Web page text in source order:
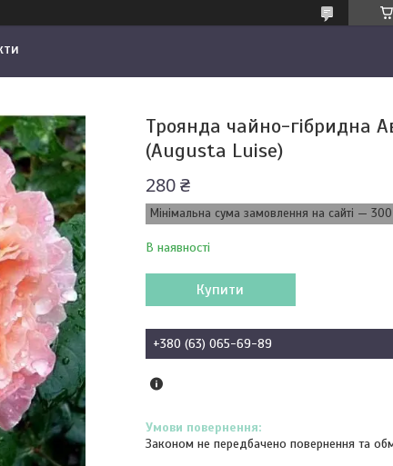
Троянда чайно-гібридна
(Augusta Luise)
280 ₴
Мінімальна сума замовлення на сайті —
В наявності
Купити
+380 (63) 065-69-89
Законом не передбачено повернення та